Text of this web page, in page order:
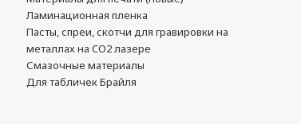
Ламинационная пленка
Пасты, спреи, скотчи для гравировки на
металлах на CO2 лазере
Смазочные материалы
Для табличек Брайля